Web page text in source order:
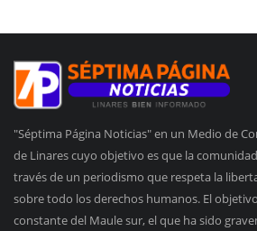
"Séptima Página Noticias" en un Medio de
de Linares cuyo objetivo es que la
través de un periodismo que respeta la
sobre todo los derechos humanos. El
constante del Maule sur, el que ha sido